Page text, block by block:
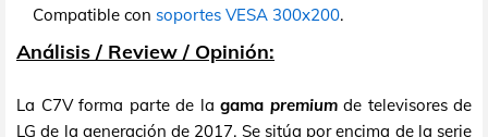
Compatible con soportes VESA 300x200.
Análisis / Review / Opinión:
La C7V forma parte de la gama premiumde televisores de
LG de la generación de 2017. Se sitúa por encima de la serie